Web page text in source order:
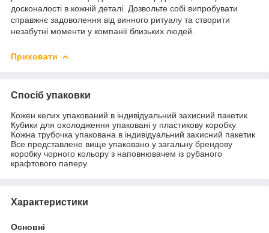
досконалості в кожній деталі. Дозвольте собі випробувати
справжнє задоволення від винного ритуалу та створити
незабутні моменти у компанії близьких людей.
Приховати
Спосіб упаковки
Кожен келих упакований в індивідуальний захисний пакетик
Кубики для охолодження упаковані у пластикову коробку
Кожна трубочка упакована в індивідуальний захисний пакетик
Все представлене вище упаковано у загальну брендову
коробку чорного кольору з наповнювачем із рубаного
крафтового паперу.
Характеристики
Основні